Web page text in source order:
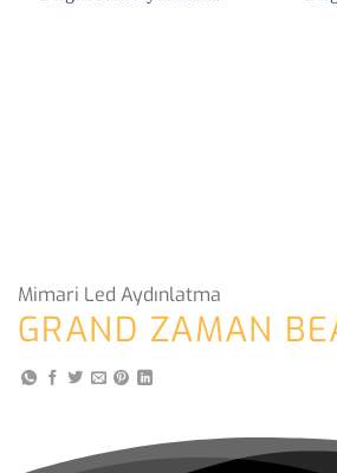
Mimari Led Aydınlatma
GRAND ZAMAN